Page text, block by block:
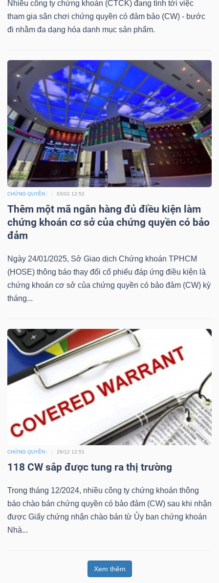
Nhiều công ty chứng khoán (CTCK) đang tính tới việc
tham gia sân chơi chứng quyền có đảm bảo (CW) - bước
đi nhằm đa dạng hóa danh mục sản phẩm.
CHỨNG QUYỀN 03/02 12:52
Thêm một mã ngân hàng đủ điều kiện làm
chứng khoán cơ sở của chứng quyền có bảo
đảm
Ngày 24/01/2025, Sở Giao dịch Chứng khoán TPHCM
(HOSE) thông báo thay đổi cổ phiếu đáp ứng điều kiện là
chứng khoán cơ sở của chứng quyền có bảo đảm (CW) kỳ
tháng...
CHỨNG QUYỀN 26/12 12:51
118 CW sắp được tung ra thị trường
Trong tháng 12/2024, nhiều công ty chứng khoán thông
báo chào bán chứng quyền có bảo đảm (CW) sau khi nhận
được Giấy chứng nhận chào bán từ Ủy ban chứng khoán
Nhà...
Xem thêm
DỊCH
THÔNG
TIỆN
ÍCH
BẤT
ĐỘNG
SẢN
chứng
khoán
Lãnh
đạo
Người nội bộ Người liên quan Cổ đông lớn
Tin
tức
viết
của
tác
giả